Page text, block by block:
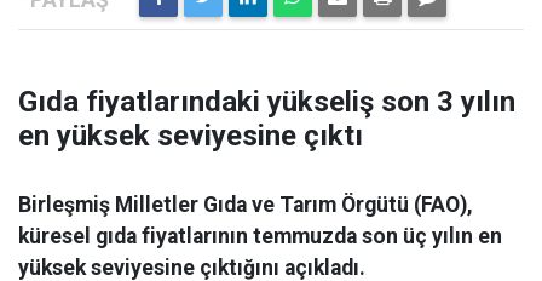
Gıda fiyatlarındaki yükseliş son 3 yılın
en yüksek seviyesine çıktı
Birleşmiş Milletler Gıda ve Tarım Örgütü (FAO),
küresel gıda fiyatlarının temmuzda son üç yılın en
yüksek seviyesine çıktığını açıkladı.